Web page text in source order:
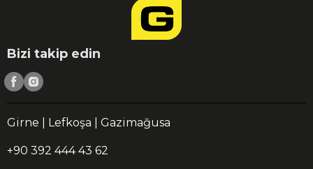
Bizi takip edin
Girne | Lefkoşa | Gazimağusa
+90 392 444 43 62